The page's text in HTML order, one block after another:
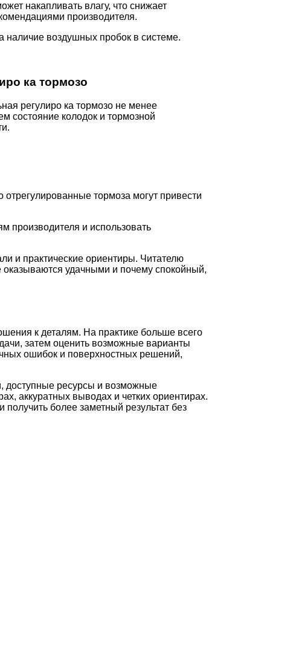
накапливать влагу, что снижает
производителя.
наличие воздушных пробок в системе.
ка тормозо
регулиро ка тормозо не менее
состояние колодок и тормозной
тормоза могут привести
производителя и использовать
и практические ориентиры. Читателю
удачными и почему спокойный,
к деталям. На практике больше всего
затем оценить возможные варианты
ошибок и поверхностных решений,
доступные ресурсы и возможные
аккуратных выводах и четких ориентирах.
более заметный результат без